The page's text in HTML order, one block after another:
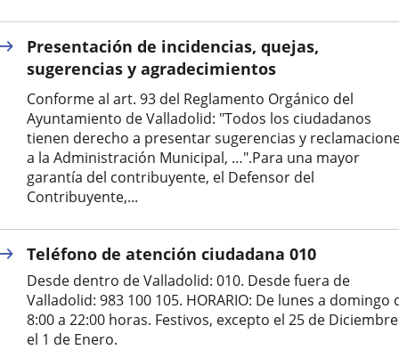
Presentación de incidencias, quejas,
sugerencias y agradecimientos
Conforme al art. 93 del Reglamento Orgánico del
Ayuntamiento de Valladolid: "Todos los ciudadanos
tienen derecho a presentar sugerencias y
a la Administración Municipal, …".Para una mayor
garantía del contribuyente, el Defensor del
Contribuyente,...
Teléfono de atención ciudadana 010
Desde dentro de Valladolid: 010. Desde fuera de
Valladolid: 983 100 105. HORARIO: De lunes a domingo
8:00 a 22:00 horas. Festivos, excepto el 25 de
el 1 de Enero.